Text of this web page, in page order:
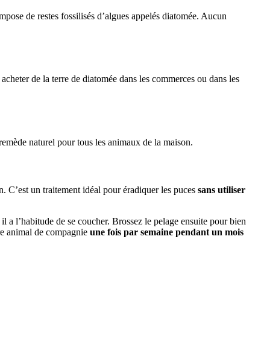
de restes fossilisés d’algues appelés diatomée. Aucun
de la terre de diatomée dans les commerces ou dans les
naturel pour tous les animaux de la maison.
C’est un traitement idéal pour éradiquer les puces sans utiliser
l’habitude de se coucher. Brossez le pelage ensuite pour bien
animal de compagnie une fois par semaine pendant un mois